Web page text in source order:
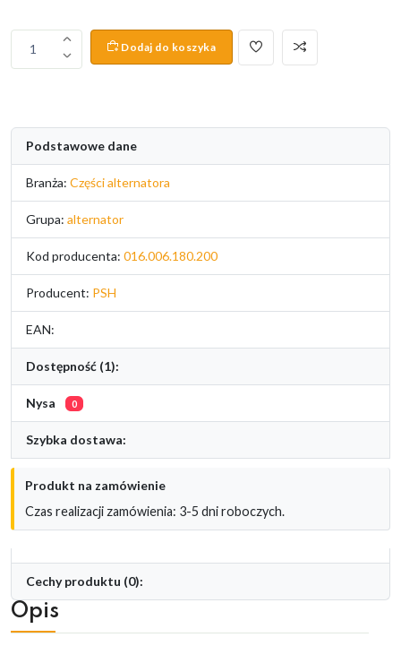
1 Dodaj do koszyka
Podstawowe dane
Branża: Części alternatora
Grupa: alternator
Kod producenta: 016.006.180.200
Producent: PSH
EAN:
Dostępność (1):
Nysa 0
Szybka dostawa:
Produkt na zamówienie
Czas realizacji zamówienia: 3-5 dni roboczych.
Cechy produktu (0):
Opis